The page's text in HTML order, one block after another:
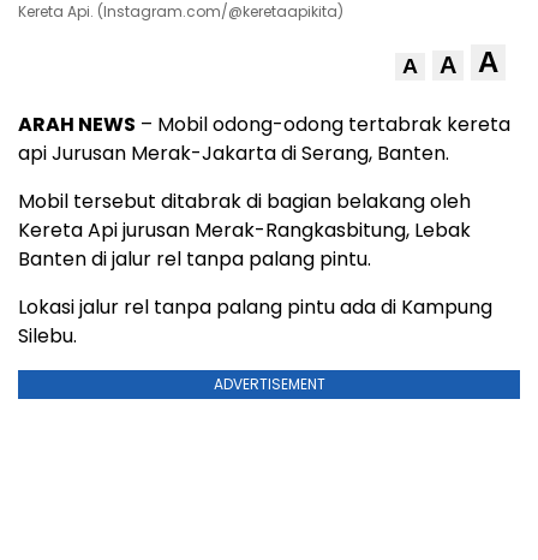
Kereta Api. (Instagram.com/@keretaapikita)
A A A
ARAH NEWS – Mobil odong-odong tertabrak kereta
api Jurusan Merak-Jakarta di Serang, Banten.
Mobil tersebut ditabrak di bagian belakang oleh
Kereta Api jurusan Merak-Rangkasbitung, Lebak
Banten di jalur rel tanpa palang pintu.
Lokasi jalur rel tanpa palang pintu ada di Kampung
Silebu.
ADVERTISEMENT